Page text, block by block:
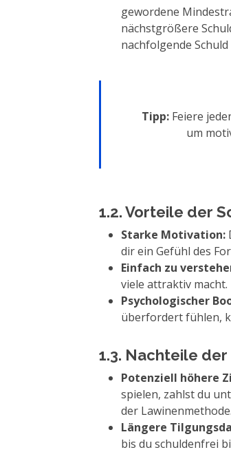
gewordene
nächstgrößere
nachfolgende
Tipp: Feiere
um
1.2. Vorteile der
Starke Motivation:
dir ein Gefühl des
Einfach zu
viele attraktiv macht.
Psychologischer
überfordert fühlen,
1.3. Nachteile
Potenziell höhere
spielen, zahlst du
der Lawinenmethode.
Längere
bis du schuldenfrei